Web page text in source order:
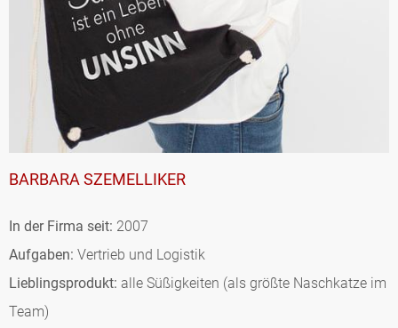
BARBARA SZEMELLIKER
In der Firma seit: 2007
Aufgaben: Vertrieb und Logistik
Lieblingsprodukt: alle Süßigkeiten (als größte Naschkatze im
Team)